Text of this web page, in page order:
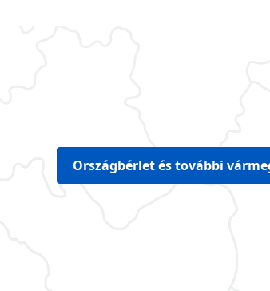
Országbérlet és további